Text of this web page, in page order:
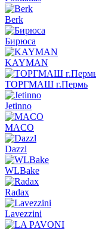
Berk
Бирюса
KAYMAN
ТОРГМАШ г.Пермь
Jetinno
MACO
Dazzl
WLBake
Radax
Lavezzini